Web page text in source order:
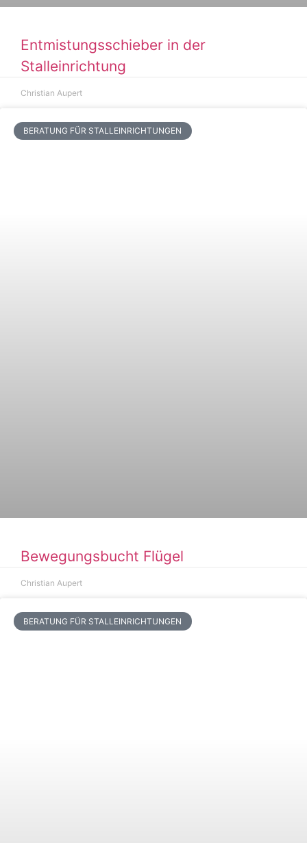
Entmistungsschieber in der
Stalleinrichtung
Christian Aupert
BERATUNG FÜR STALLEINRICHTUNGEN
Bewegungsbucht Flügel
Christian Aupert
BERATUNG FÜR STALLEINRICHTUNGEN